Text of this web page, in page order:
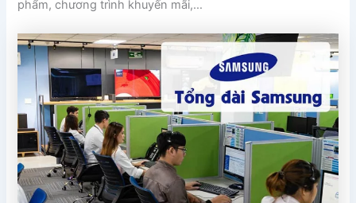
phẩm, chương trình khuyến mãi,…